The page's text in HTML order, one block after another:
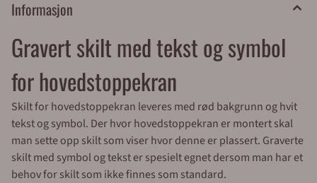
Informasjon
Gravert skilt med tekst og symbol
for hovedstoppekran
Skilt for hovedstoppekran leveres med rød bakgrunn og hvit
tekst og symbol. Der hvor hovedstoppekran er montert skal
man sette opp skilt som viser hvor denne er plassert. Graverte
skilt med symbol og tekst er spesielt egnet dersom man har et
behov for skilt som ikke finnes som standard.